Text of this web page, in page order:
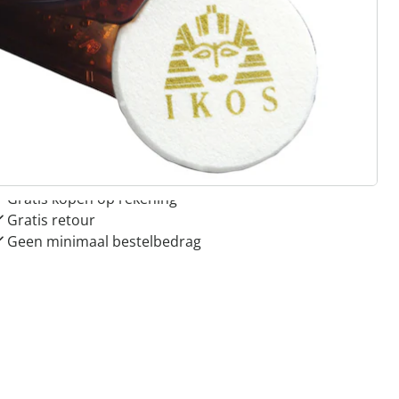
& Comfort”
Gratis kopen op rekening
Gratis retour
Geen minimaal bestelbedrag